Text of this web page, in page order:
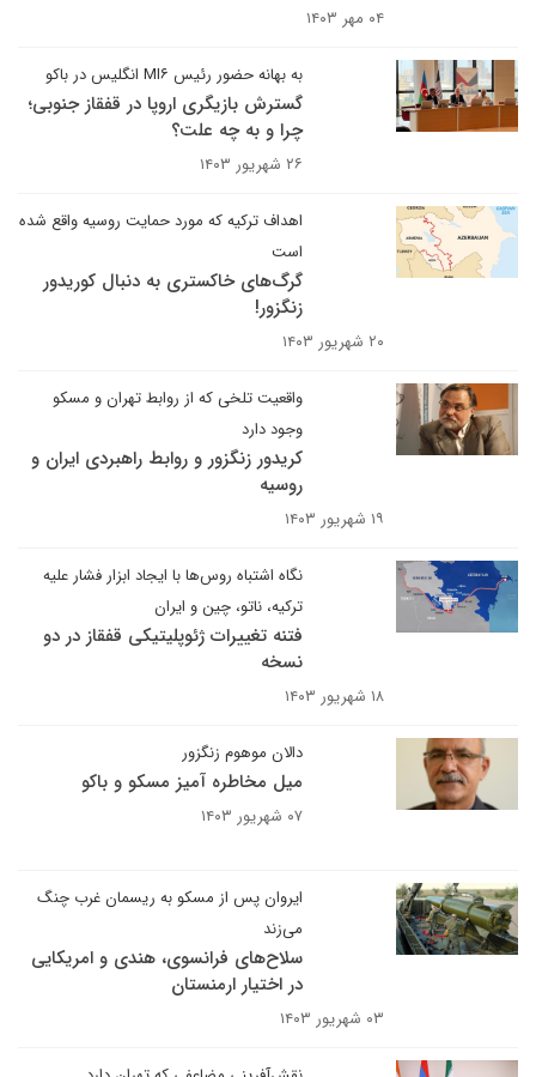
۰۴ مهر ۱۴۰۳
به بهانه حضور رئیس MI۶ انگلیس در باکو
گسترش بازیگری اروپا در قفقاز جنوبی؛
چرا و به چه علت؟
۲۶ شهریور ۱۴۰۳
اهداف ترکیه که مورد حمایت روسیه واقع شده
است
گرگ‌های خاکستری به دنبال کوریدور
زنگزور!
۲۰ شهریور ۱۴۰۳
واقعیت تلخی که از روابط تهران و مسکو
وجود دارد
کریدور زنگزور و روابط راهبردی ایران و
روسیه
۱۹ شهریور ۱۴۰۳
نگاه اشتباه روس‌ها با ایجاد ابزار فشار علیه
ترکیه، ناتو، چین و ایران
فتنه تغییرات ژئوپلیتیکی قفقاز در دو
نسخه
۱۸ شهریور ۱۴۰۳
دالان موهوم زنگزور
میل مخاطره آمیز مسکو و باکو
۰۷ شهریور ۱۴۰۳
ایروان پس از مسکو به ریسمان غرب چنگ
می‌زند
سلاح‌های فرانسوی، هندی و امریکایی
در اختیار ارمنستان
۰۳ شهریور ۱۴۰۳